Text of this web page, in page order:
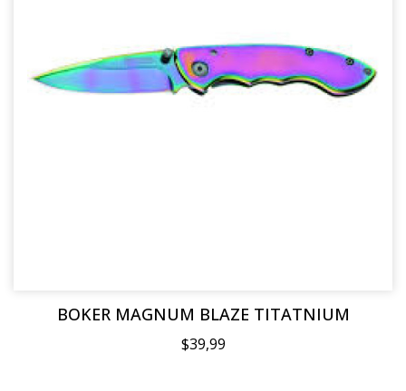
BOKER MAGNUM BLAZE TITATNIUM
$39,99